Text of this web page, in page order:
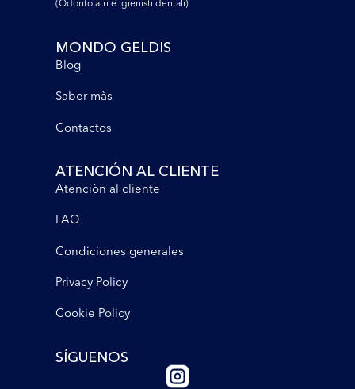
(Odontoiatri e lgienisti dentali)
MONDO GELDIS
Blog
Saber màs
Contactos
ATENCIÓN AL CLIENTE
Atenciòn al cliente
FAQ
Condiciones generales
Privacy Policy
Cookie Policy
SÍGUENOS